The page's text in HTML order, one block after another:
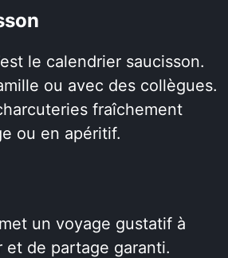
le calendrier saucisson.
ou avec des collègues.
fraîchement
ou en apéritif.
un voyage gustatif à
de partage garanti.